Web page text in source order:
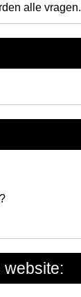
alle vragen.